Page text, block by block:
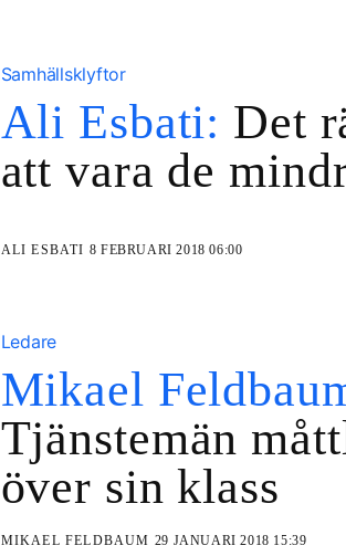
Samhällsklyftor
Ali Esbati: Det
att vara de
ALI ESBATI 8 FEBRUARI 2018 06:00
Ledare
Mikael
Tjänstemän
över sin klass
MIKAEL FELDBAUM 29 JANUARI 2018 15:39